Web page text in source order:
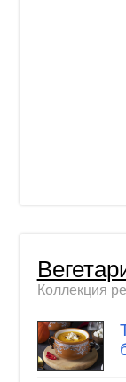
Коллекция